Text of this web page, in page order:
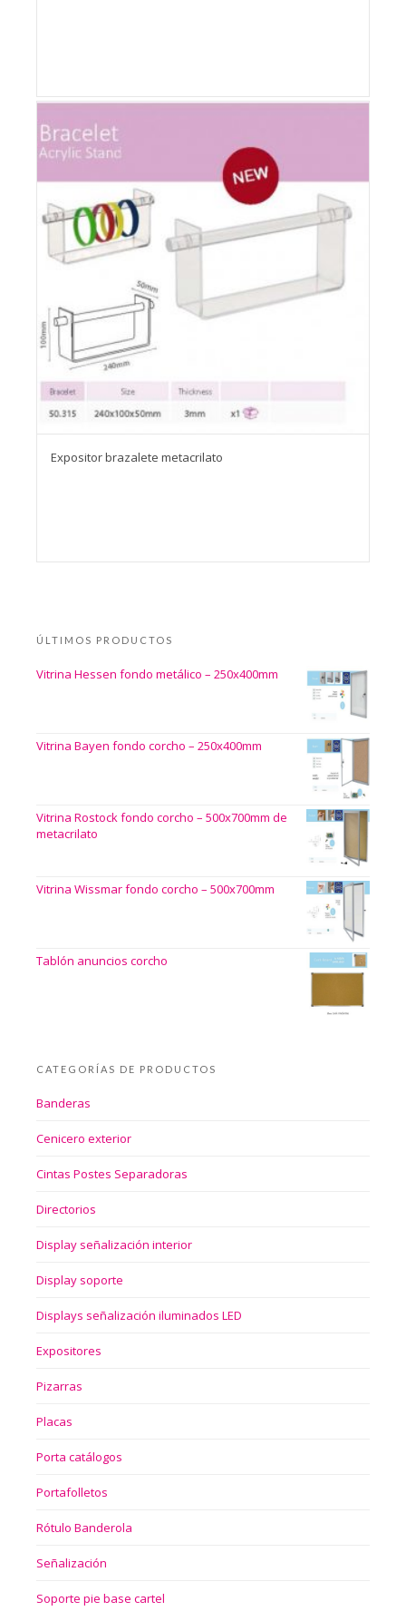
Expositor brazalete metacrilato
ÚLTIMOS PRODUCTOS
Vitrina Hessen fondo metálico – 250x400mm
Vitrina Bayen fondo corcho – 250x400mm
Vitrina Rostock fondo corcho – 500x700mm de
metacrilato
Vitrina Wissmar fondo corcho – 500x700mm
Tablón anuncios corcho
CATEGORÍAS DE PRODUCTOS
Banderas
Cenicero exterior
Cintas Postes Separadoras
Directorios
Display señalización interior
Display soporte
Displays señalización iluminados LED
Expositores
Pizarras
Placas
Porta catálogos
Portafolletos
Rótulo Banderola
Señalización
Soporte pie base cartel